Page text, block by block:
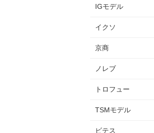
IGモデル
イクソ
京商
ノレブ
トロフュー
TSMモデル
ビテス